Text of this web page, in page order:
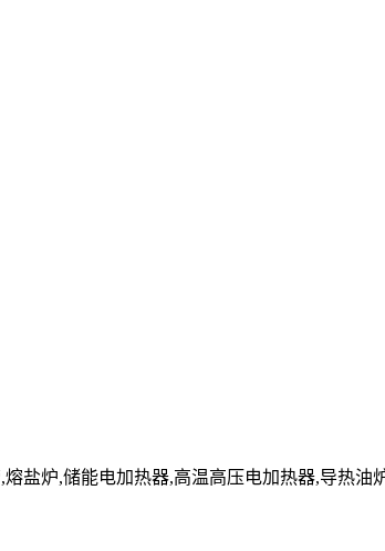
盐炉,储能电加热器,高温高压电加热器,导热油